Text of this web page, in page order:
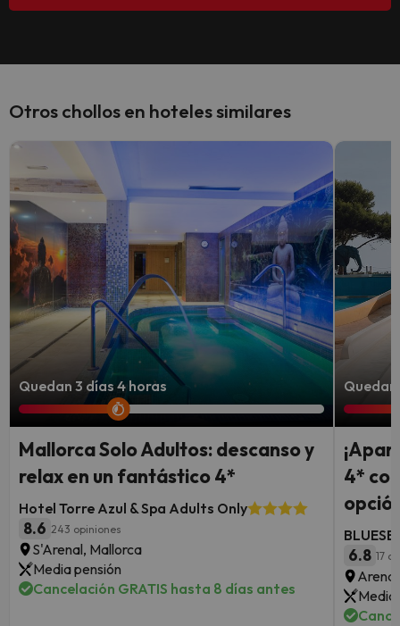
Otros chollos en hoteles similares
Quedan 3 días 4 horas
Mallorca Solo Adultos: descanso y
relax en un fantástico 4*
Hotel Torre Azul & Spa Adults Only
8.6 243 opiniones
S'Arenal, Mallorca
Media pensión
Cancelación GRATIS hasta 8 días antes
Quedan
4*
6.8 17
Media